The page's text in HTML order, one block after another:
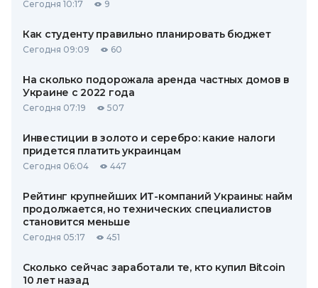
Сегодня 10:17 9
Как студенту правильно планировать бюджет
Сегодня 09:09 60
На сколько подорожала аренда частных домов в
Украине с 2022 года
Сегодня 07:19 507
Инвестиции в золото и серебро: какие налоги
придется платить украинцам
Сегодня 06:04 447
Рейтинг крупнейших ИТ-компаний Украины: найм
продолжается, но технических специалистов
становится меньше
Сегодня 05:17 451
Сколько сейчас заработали те, кто купил Bitcoin
10 лет назад